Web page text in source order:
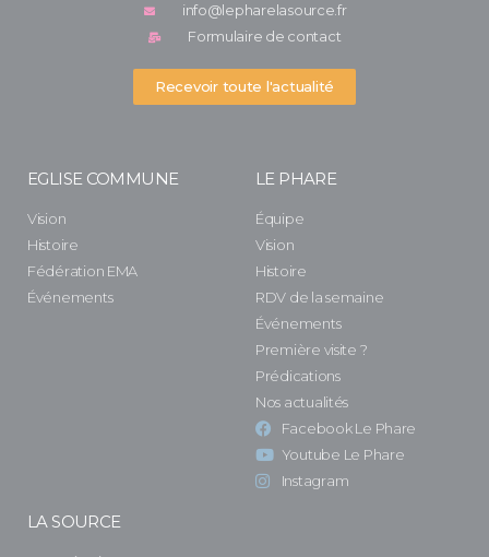
info@lepharelasource.fr
Formulaire de contact
Recevoir toute l'actualité
EGLISE COMMUNE
Vision
Histoire
Fédération EMA
Événements
LE PHARE
Équipe
Vision
Histoire
RDV de la semaine
Événements
Première visite ?
Prédications
Nos actualités
Facebook Le Phare
Youtube Le Phare
Instagram
LA SOURCE